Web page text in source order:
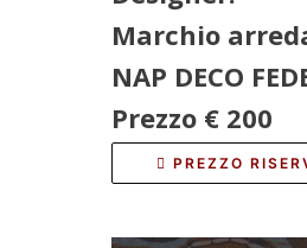
Marchio
NAP DECO
Prezzo € 200
PREZZO